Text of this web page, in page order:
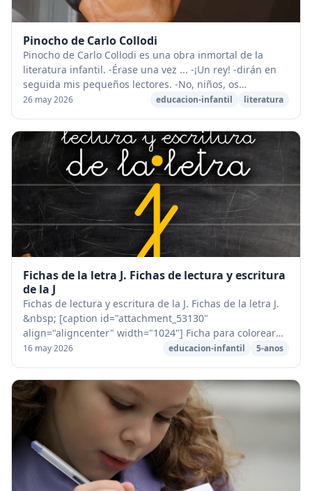
Pinocho de Carlo Collodi
Pinocho de Carlo Collodi es una obra inmortal de la
literatura infantil. -Érase una vez ... -¡Un rey! -dirán en
seguida mis pe­queños lectores. -No, niños, os
equivocáis. Érase una vez un pedazo de ma...
26 may 2026 educacion-infantil literatura
Fichas de la letra J. Fichas de lectura y escritura
de la J
Fichas de lectura y escritura de la J. Fichas de la letra J.
&nbsp; [caption id="attachment_53130"
align="aligncenter" width="1024"] Ficha para colorear
de la letra J[/caption] [caption id="attachment...
16 may 2026 educacion-infantil 5-anos